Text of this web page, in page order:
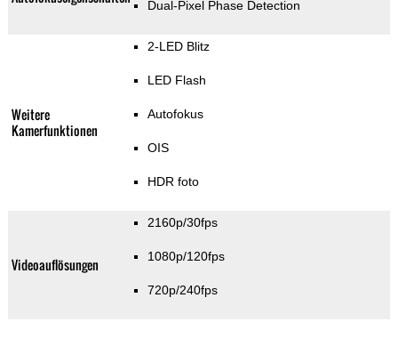
Dual-Pixel Phase Detection
Weitere
Kamerfunktionen
2-LED Blitz
LED Flash
Autofokus
OIS
HDR foto
Videoauflösungen
2160p/30fps
1080p/120fps
720p/240fps